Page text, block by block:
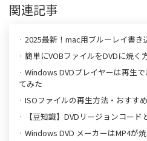
関連記事
· 2025最新！mac用ブルーレイ書き
· 簡単にVOBファイルをDVDに焼く
· Windows DVDプレイヤーは再生
てみた
· ISOファイルの再生方法・おすす
· 【豆知識】DVDリージョンコード
· Windows DVD メーカーはMP4が